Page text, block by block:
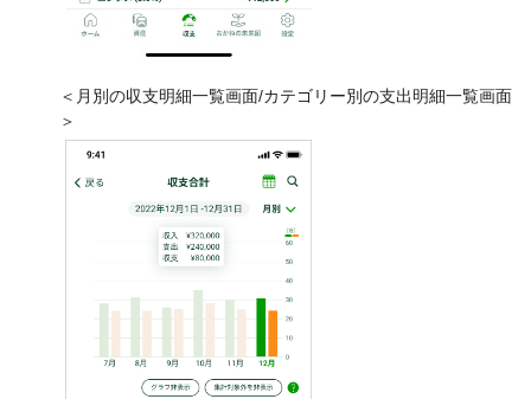
＜月別の収支明細一覧画面/カテゴリー別の支出明細一覧画面
＞